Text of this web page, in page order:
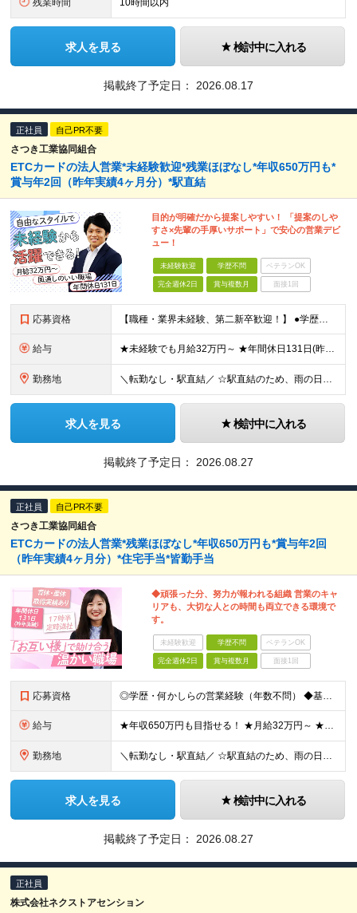
残業時間 10時間以内
求人を見る 検討中に入れる
掲載終了予定日： 2026.08.17
正社員 自己PR不要
さつき工業協同組合
ETCカードの法人営業*未経験歓迎*残業ほぼなし*年収650万円も*
賞与年2回（昨年実績4ヶ月分）*駅直結
目的が明確だから提案しやすい！ 「提案のしや
すさ×先輩の手厚いサポート」で安心の営業デビ
ュー！
未経験歓迎 学歴不問 ベテランOK
完全週休2日 賞与複数月 面接1回
応募資格 【職種・業界未経験、第二新卒歓迎！】 ●学歴不問 ★こんな方にぴったりです★ ・人と話すのが好きで、コミュニケーションを大切にできる方 ・ノルマでギスギスした雰囲気がなく、温かい職場で働きたい方 ・
給与 ★未経験でも月給32万円～ ★年間休日131日(昨年実績)／残業ほぼなし ■基本給28万円〜33万円＋諸手当＋賞与年2回（昨年実績4ヶ月分の支給実績あり） ※経験・能力を考慮の上決定します。 ※上
勤務地 ＼転勤なし・駅直結／ ☆駅直結のため、雨の日も濡れずに快適に通勤できます！☆ ■本社 東京都中野区本町2-46-1中野坂上サンブライトツイン9F ※(変更の範囲)上記を除く当組関連勤務地
求人を見る 検討中に入れる
掲載終了予定日： 2026.08.27
正社員 自己PR不要
さつき工業協同組合
ETCカードの法人営業*残業ほぼなし*年収650万円も*賞与年2回
（昨年実績4ヶ月分）*住宅手当*皆勤手当
◆頑張った分、努力が報われる組織 営業のキャ
リアも、大切な人との時間も両立できる環境で
す。
未経験歓迎 学歴不問 ベテランOK
完全週休2日 賞与複数月 面接1回
応募資格 ◎学歴・何かしらの営業経験（年数不問） ◆基本的なPCスキル（Excel、Wordの基本操作） ◆営業経験をお持ちの方 ★扱う商材や過去の実績は全く問いません！ 「ワークライフバランスを重視したい
給与 ★年収650万円も目指せる！ ★月給32万円～ ★年間休日131日(昨年実績)／残業ほぼなし ■基本給28万円〜33万円＋諸手当＋賞与年2回（昨年実績4ヶ月分の支給実績あり） ※経験・能力を考慮の
勤務地 ＼転勤なし・駅直結／ ☆駅直結のため、雨の日も濡れずに快適に通勤できます！☆ ■本社 東京都中野区本町2-46-1中野坂上サンブライトツイン9F ※(変更の範囲)上記を除く当組関連勤務地
求人を見る 検討中に入れる
掲載終了予定日： 2026.08.27
正社員
株式会社ネクストアセンション